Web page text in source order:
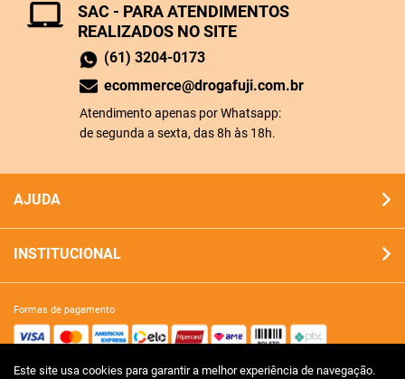
Este site usa cookies para garantir a melhor experiência de navegação.
SAC - PARA ATENDIMENTOS
REALIZADOS NO SITE
(61) 3204-0173
ecommerce@drogafuji.com.br
Atendimento apenas por Whatsapp:
de segunda a sexta, das 8h às 18h.
AJUDA
INSTITUCIONAL
formas de pagamento
site 100% seguro